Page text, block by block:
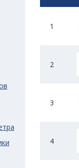
1
2
3
4